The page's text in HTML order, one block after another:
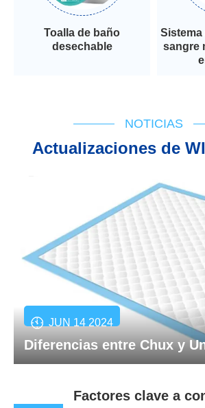
Toalla de baño
desechable
sangre
NOTICIAS
Actualizaciones de
JUN 14 2024
Diferencias entre Chux y
Factores clave a